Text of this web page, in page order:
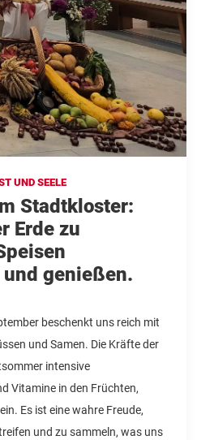
UND SEELE
Stadtkloster:
Erde zu
genießen.
beschenkt uns reich mit
und Samen. Die Kräfte der
intensive
Vitamine in den Früchten,
Es ist eine wahre Freude,
und zu sammeln, was uns